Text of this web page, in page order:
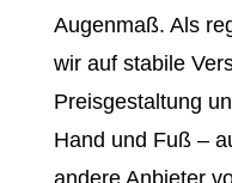
Augenmaß. Als
wir auf stabile
Preisgestaltung
Hand und Fuß –
andere Anbieter